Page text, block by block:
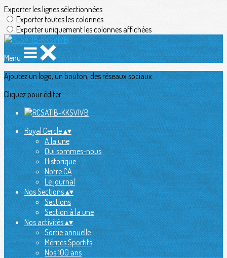
Exporter les lignes sélectionnées
Exporter toutes les colonnes
Exporter uniquement les colonnes affichées
Menu
Ajoutez un logo, un bouton, des réseaux sociaux
Cliquez pour éditer
Royal Cercle▴▾
A la une
Qui sommes-nous
Historique
Notre CA
Le journal
Nos Sections▴▾
Sections
Section à la une
Nos activités▴▾
Sortie annuelle
Mérites Sportifs
Nos 100 ans